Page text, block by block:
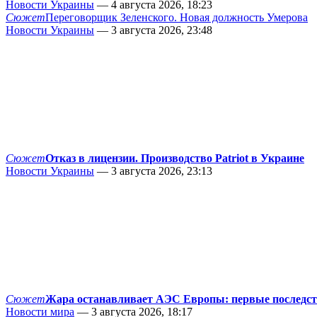
Новости Украины — 4 августа 2026, 18:23
СюжетПереговорщик Зеленского. Новая должность Умерова
Новости Украины — 3 августа 2026, 23:48
СюжетОтказ в лицензии. Производство Patriot в Украине
Новости Украины — 3 августа 2026, 23:13
СюжетЖара останавливает АЭС Европы: первые
Новости мира — 3 августа 2026, 18:17